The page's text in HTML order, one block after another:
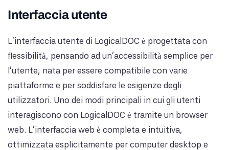
Interfaccia utente
L'interfaccia utente di LogicalDOC è progettata con
flessibilità, pensando ad un'accessibilità semplice per
l'utente, nata per essere compatibile con varie
piattaforme e per soddisfare le esigenze degli
utilizzatori. Uno dei modi principali in cui gli utenti
interagiscono con LogicalDOC è tramite un browser
web. L'interfaccia web è completa e intuitiva,
ottimizzata esplicitamente per computer desktop e